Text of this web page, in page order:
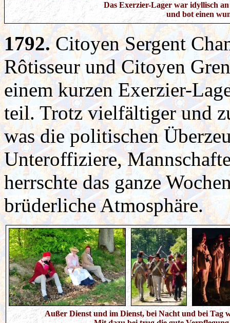
Das Exerzier-Lager war idyllisch an
und bot einen
1792.Citoyen Sergent
Rôtisseur und Citoyen
einem kurzen Exerzier-
teil. Trotz vielfältiger und
was die politischen
Unteroffiziere,
herrschte das ganze
brüderliche Atmosphäre.
Außer Dienst und im Dienst, bei Nacht und bei Tag